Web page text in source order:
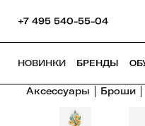
+7 495 540-55-04
НОВИНКИ БРЕНДЫ
Аксессуары Броши